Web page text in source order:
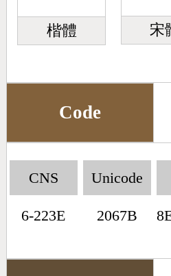
楷體 宋
Code
CNS
6-223E
Unicode
2067B